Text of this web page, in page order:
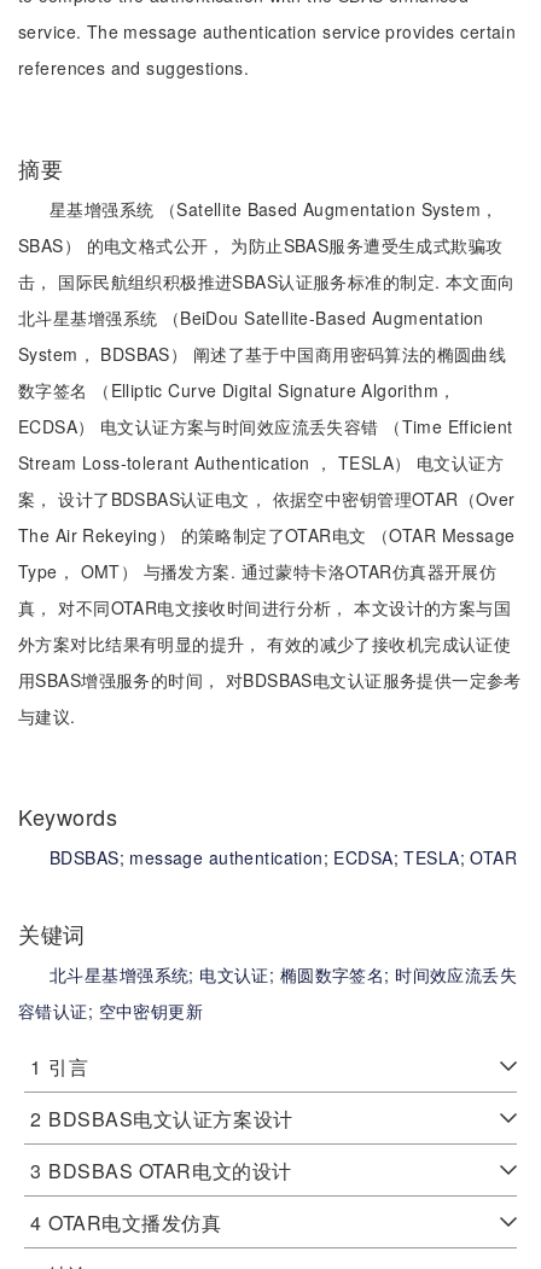
service. The message authentication service provides certain
references and suggestions.
摘要
星基增强系统 （Satellite Based Augmentation System，
SBAS） 的电文格式公开， 为防止SBAS服务遭受生成式欺骗攻
击， 国际民航组织积极推进SBAS认证服务标准的制定. 本文面向
北斗星基增强系统 （BeiDou Satellite-Based Augmentation
System， BDSBAS） 阐述了基于中国商用密码算法的椭圆曲线
数字签名 （Elliptic Curve Digital Signature Algorithm，
ECDSA） 电文认证方案与时间效应流丢失容错 （Time Efficient
Stream Loss-tolerant Authentication ， TESLA） 电文认证方
案， 设计了BDSBAS认证电文， 依据空中密钥管理OTAR（Over
The Air Rekeying） 的策略制定了OTAR电文 （OTAR Message
Type， OMT） 与播发方案. 通过蒙特卡洛OTAR仿真器开展仿
真， 对不同OTAR电文接收时间进行分析， 本文设计的方案与国
外方案对比结果有明显的提升， 有效的减少了接收机完成认证使
用SBAS增强服务的时间， 对BDSBAS电文认证服务提供一定参考
与建议.
Keywords
BDSBAS; message authentication; ECDSA;TESLA;OTAR
关键词
北斗星基增强系统; 电文认证; 椭圆数字签名; 时间效应流丢失
容错认证; 空中密钥更新
1 引言
2 BDSBAS电文认证方案设计
3 BDSBAS OTAR电文的设计
4 OTAR电文播发仿真